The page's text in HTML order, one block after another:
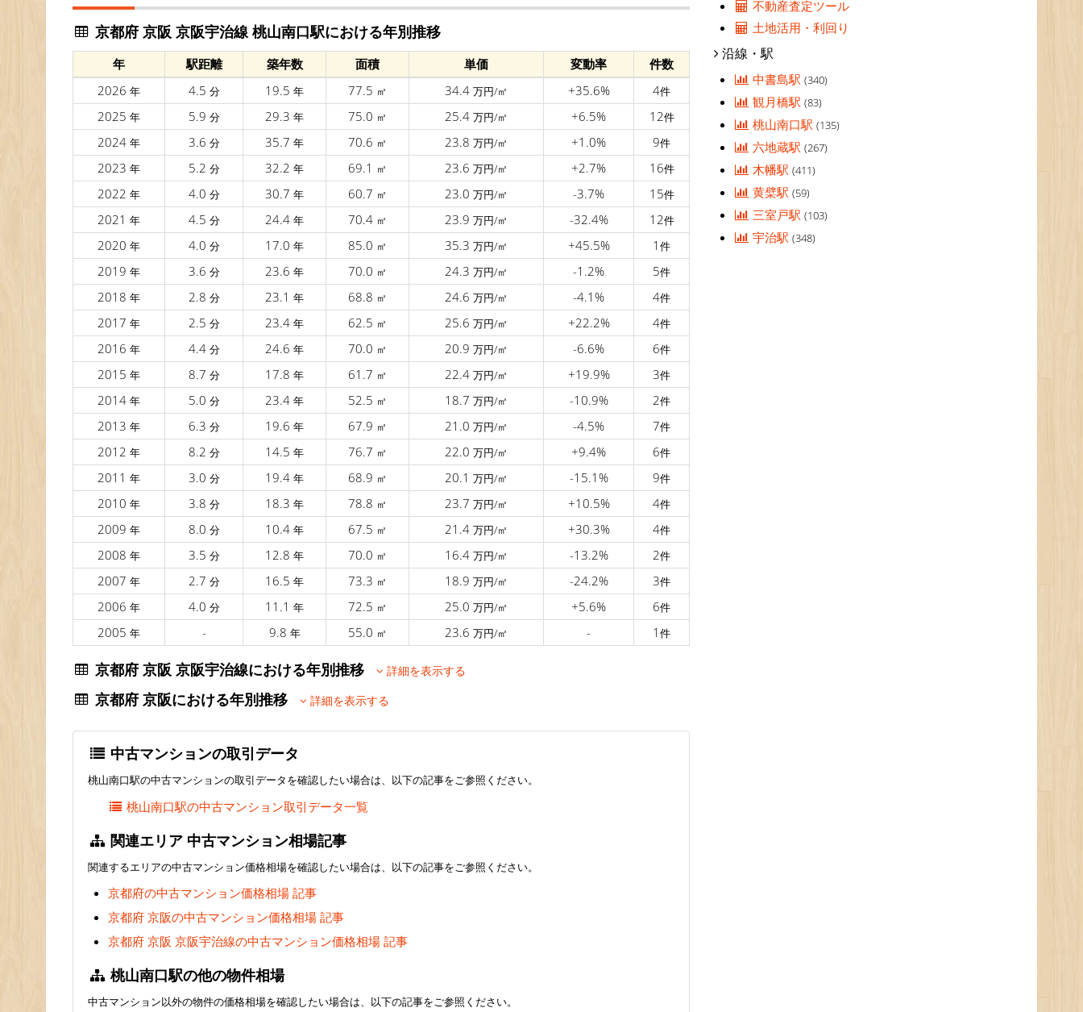
京都府 京阪 京阪宇治線 桃山南口駅における年別推移
年 駅距離 築年数 面積 単価 変動率
件数
2026 年 4.5 分 19.5 年 77.5 ㎡ 34.4 万円/㎡ +35.6% 4件
2025 年 5.9 分 29.3 年 75.0 ㎡ 25.4 万円/㎡ +6.5% 12件
2024 年 3.6 分 35.7 年 70.6 ㎡ 23.8 万円/㎡ +1.0% 9件
2023 年 5.2 分 32.2 年 69.1 ㎡ 23.6 万円/㎡ +2.7% 16件
2022 年 4.0 分 30.7 年 60.7 ㎡ 23.0 万円/㎡ -3.7% 15件
2021 年 4.5 分 24.4 年 70.4 ㎡ 23.9 万円/㎡ -32.4% 12件
2020 年 4.0 分 17.0 年 85.0 ㎡ 35.3 万円/㎡ +45.5% 1 件
2019 年 3.6 分 23.6 年 70.0 ㎡ 24.3 万円/㎡ -1.2% 5件
2018 年 2.8 分 23.1 年 68.8 ㎡ 24.6 万円/㎡ -4.1% 4件
2017 年 2.5 分 23.4 年 62.5 ㎡ 25.6 万円/㎡ +22.2% 4件
2016 年 4.4 分 24.6 年 70.0 ㎡ 20.9 万円/㎡ -6.6% 6件
2015 年 8.7 分 17.8 年 61.7 ㎡ 22.4 万円/㎡ +19.9% 3件
2014 年 5.0 分 23.4 年 52.5 ㎡ 18.7 万円/㎡ -10.9% 2件
2013 年 6.3 分 19.6 年 67.9 ㎡ 21.0 万円/㎡ -4.5% 7件
2012 年 8.2 分 14.5 年 76.7 ㎡ 22.0 万円/㎡ +9.4% 6件
2011 年 3.0 分 19.4 年 68.9 ㎡ 20.1 万円/㎡ -15.1% 9件
2010 年 3.8 分 18.3 年 78.8 ㎡ 23.7 万円/㎡ +10.5% 4件
2009 年 8.0 分 10.4 年 67.5 ㎡ 21.4 万円/㎡ +30.3% 4件
2008 年 3.5 分 12.8 年 70.0 ㎡ 16.4 万円/㎡ -13.2% 2件
2007 年 2.7 分 16.5 年 73.3 ㎡ 18.9 万円/㎡ -24.2% 3件
2006 年 4.0 分 11.1 年 72.5 ㎡ 25.0 万円/㎡ +5.6% 6件
2005 年 - 9.8 年 55.0 ㎡ 23.6 万円/㎡ - 1 件
京都府 京阪 京阪宇治線における年別推移 詳細を表示する
京都府 京阪における年別推移 詳細を表示する
中古マンションの取引データ
桃山南口駅の中古マンションの取引データを確認したい場合は、以下の記事をご参照ください。
桃山南口駅の中古マンション取引データ一覧
関連エリア 中古マンション相場記事
関連するエリアの中古マンション価格相場を確認したい場合は、以下の記事をご参照ください。
京都府の中古マンション価格相場 記事
京都府 京阪の中古マンション価格相場 記事
京都府 京阪 京阪宇治線の中古マンション価格相場 記事
桃山南口駅の他の物件相場
中古マンション以外の物件の価格相場を確認したい場合は、以下の記事をご参照ください。
不動産査定ツール
土地活用・利回り
沿線・駅
中書島駅(340)
観月橋駅(83)
桃山南口駅(135)
六地蔵駅(267)
木幡駅(411)
黄檗駅(59)
三室戸駅(103)
宇治駅(348)